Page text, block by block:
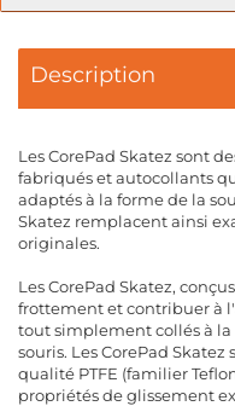
Description
Les CorePad Skatez sont
fabriqués et autocollants
adaptés à la forme de la
Skatez remplacent ainsi
originales.
Les CorePad Skatez,
frottement et contribuer à
tout simplement collés à la
souris. Les CorePad Skatez
qualité PTFE (familier
propriétés de glissement